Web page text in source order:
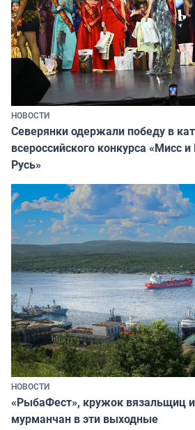
НОВОСТИ
Северянки одержали победу в
всероссийского конкурса «Мисс
Русь»
НОВОСТИ
«РыбаФест», кружок вязальщиц
мурманчан в эти выходные